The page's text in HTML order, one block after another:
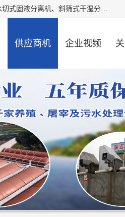
河南精拓环保设备有限公司（咨询电话：18595569755），主营产品：水力筛式固液分离机、水切式固液分离机、斜筛式干湿分离机、养猪场固液分离机、斜筛式固液分离机、屠宰场固液分离机、猪场干湿分离机等。公司从事固液分离设备及配套沼气池的研发、设计、销售与施工，并提供污水处理整体解决方案。
供应商机 企业视频